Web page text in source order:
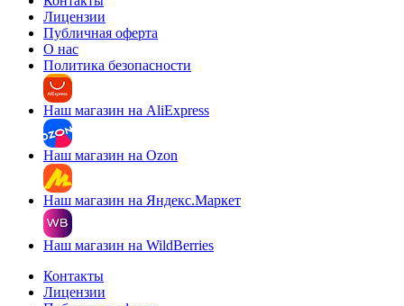
Лицензии
Публичная оферта
О нас
Политика безопасности
Наш магазин на AliExpress
Наш магазин на Ozon
Наш магазин на Яндекс.Маркет
Наш магазин на WildBerries
Контакты
Лицензии